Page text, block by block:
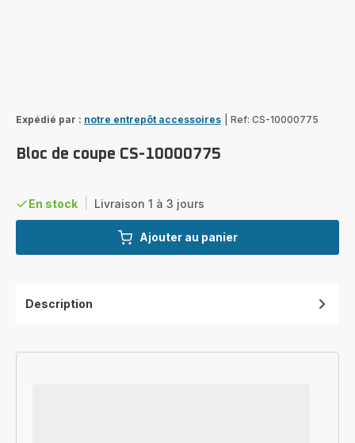
Expédié par : notre entrepôt accessoires Ref: CS-10000775
Bloc de coupe CS-10000775
En stock Livraison 1 à 3 jours
Ajouter au panier
Description